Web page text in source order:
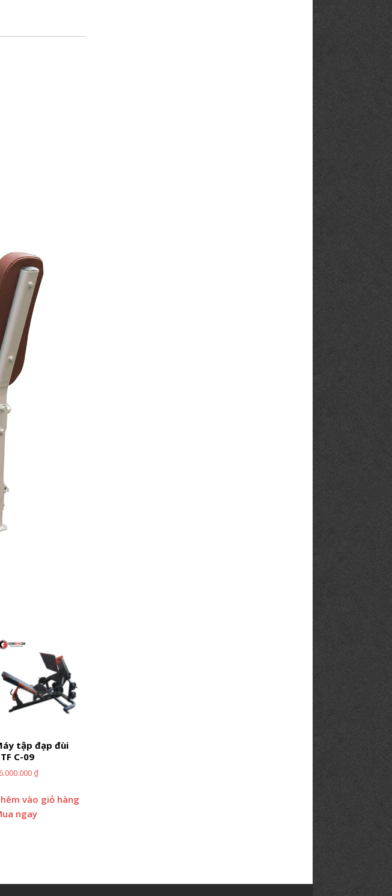
tập đạp đùi
C-09
₫
vào giỏ hàng
ngay